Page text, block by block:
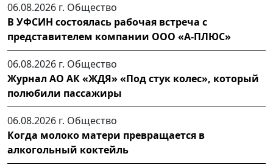
06.08.2026 г. Общество
В УФСИН состоялась рабочая встреча с
представителем компании ООО «А-ПЛЮС»
06.08.2026 г. Общество
Журнал АО АК «ЖДЯ» «Под стук колес», который
полюбили пассажиры
06.08.2026 г. Общество
Когда молоко матери превращается в
алкогольный коктейль